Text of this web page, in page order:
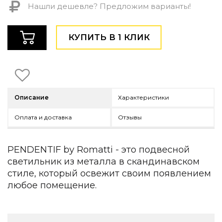
Детская мебель
Фитнес и wellness-оборудование
Коллекции
INTERRA — Soft Modern
ARTOPIA — Mid-Century
Все коллекции мебели
Подбор, производство и комплектация по вашему
По типу
Для кухни
Предметы интерьера
Нашли дешевле? Предложим варианты!
КУПИТЬ В 1 КЛИК
Описание Характеристики
Оплата и доставка Отзывы
PENDENTIF by Romatti - это подвесной
светильник из металла в скандинавском
стиле, который освежит своим появлением
любое помещение.